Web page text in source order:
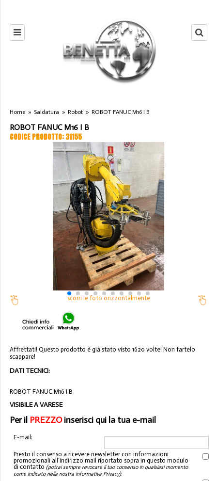
Home » Saldatura » Robot » ROBOT FANUC M16 I B
ROBOT FANUC M16 I B
CODICE PRODOTTO: 31155
scorri le foto orizzontalmente
Affrettati! Questo prodotto è già stato visto 1620 volte! Non fartelo
scappare!
DATI TECNICI:
ROBOT FANUC M16 I B
VISIBILE A VARESE
Per il PREZZOinserisci qui la tua e-mail
E-mail:
Presto il consenso a ricevere newsletter con informazioni
promozionali all'indirizzo mail riportato sopra in questo modulo
di contatto (potrai sempre revocare il tuo consenso in qualsiasi momento
come indicato nella nostra informativa Privacy):